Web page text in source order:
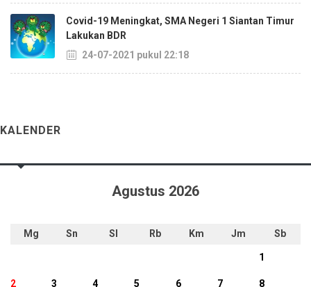
Covid-19 Meningkat, SMA Negeri 1 Siantan Timur
Lakukan BDR
24-07-2021 pukul 22:18
KALENDER
Agustus 2026
Mg Sn Sl Rb Km Jm Sb
1
2 3 4 5 6 7 8